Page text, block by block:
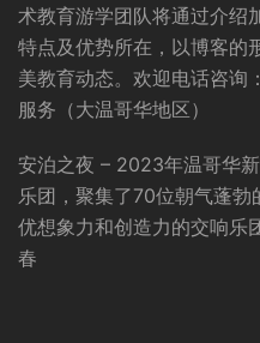
术教育游学团队将通过介绍
特点及优势所在，以博客的
美教育动态。欢迎电话咨
服务（大温哥华地区）
安泊之夜 – 2023年温哥华
乐团，聚集了70位朝气蓬
优想象力和创造力的交响乐
春